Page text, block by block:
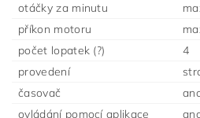
otáčky za minutu
příkon motoru
počet lopatek (?)
4
provedení
časovač
ovládání pomocí aplikace